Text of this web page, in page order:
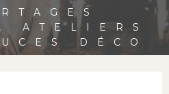
ATELIERS
DÉCO